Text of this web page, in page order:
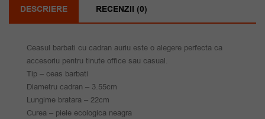
DESCRIERE RECENZII (0)
Ceasul barbati cu cadran auriu este o alegere perfecta ca
accesoriu pentru tinute office sau casual.
Tip – ceas barbati
Diametru cadran – 3.55cm
Lungime bratara – 22cm
Curea – piele ecologica neagra